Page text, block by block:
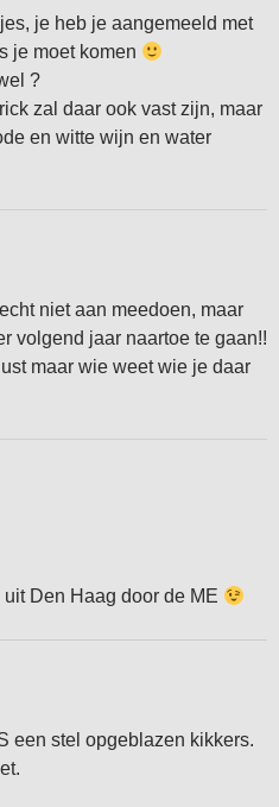
je heb je aangemeeld met
je moet komen
?
zal daar ook vast zijn, maar
en witte wijn en water
niet aan meedoen, maar
volgend jaar naartoe te gaan!!
maar wie weet wie je daar
Den Haag door de ME
een stel opgeblazen kikkers.